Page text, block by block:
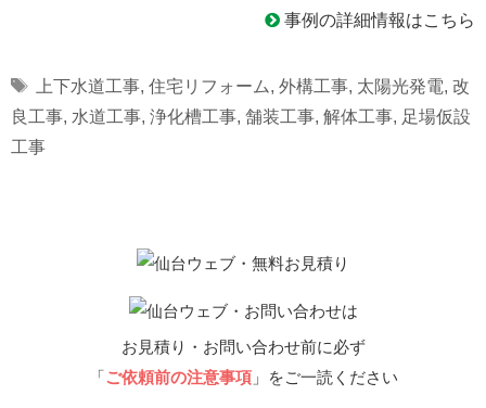
事例の詳細情報はこちら
Tags
上下水道工事, 住宅リフォーム, 外構工事, 太陽光発電, 改
良工事, 水道工事, 浄化槽工事, 舗装工事, 解体工事, 足場仮設
工事
お見積り・お問い合わせ前に必ず
「ご依頼前の注意事項」をご一読ください